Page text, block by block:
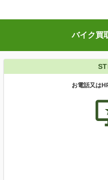
バイク買
お電話又は